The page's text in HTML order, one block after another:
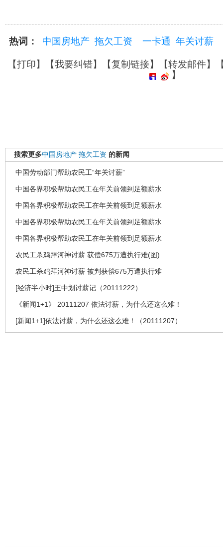
热词： 中国房地产 拖欠工资 一卡通 年关讨薪
【打印】【我要纠错】【复制链接】【转发邮件】
】
搜索更多中国房地产 拖欠工资 的新闻
中国劳动部门帮助农民工“年关讨薪”
中国各界积极帮助农民工在年关前领到足额薪水
中国各界积极帮助农民工在年关前领到足额薪水
中国各界积极帮助农民工在年关前领到足额薪水
中国各界积极帮助农民工在年关前领到足额薪水
农民工杀鸡拜河神讨薪 获偿675万遭执行难(图)
农民工杀鸡拜河神讨薪 被判获偿675万遭执行难
[经济半小时]王中划讨薪记（20111222）
《新闻1+1》 20111207 依法讨薪，为什么还这么难！
[新闻1+1]依法讨薪，为什么还这么难！（20111207）